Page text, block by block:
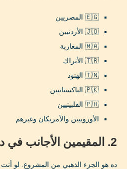
🇪🇬 المصريين
🇯🇴 الأردنيين
🇲🇦 المغاربة
🇹🇷 الأتراك
🇮🇳 الهنود
🇵🇰 الباكستانيين
🇵🇭 الفلبينيين
الأوروبيين والأمريكان وغيرهم
2. المقيمين الأجانب في دول الخليج
ده هو الجزء الذهبي من المشروع. لو أنت